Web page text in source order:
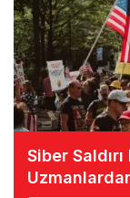
Siber